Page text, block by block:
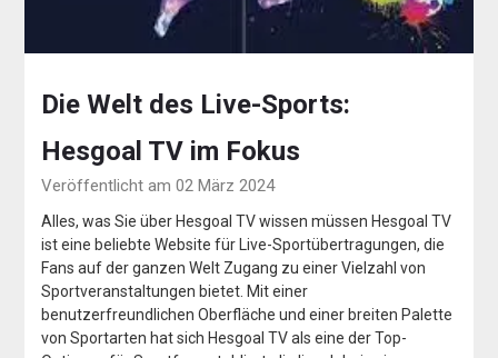
Die Welt des Live-Sports:
Hesgoal TV im Fokus
Veröffentlicht am 02 März 2024
Alles, was Sie über Hesgoal TV wissen müssen Hesgoal TV
ist eine beliebte Website für Live-Sportübertragungen, die
Fans auf der ganzen Welt Zugang zu einer Vielzahl von
Sportveranstaltungen bietet. Mit einer
benutzerfreundlichen Oberfläche und einer breiten Palette
von Sportarten hat sich Hesgoal TV als eine der Top-